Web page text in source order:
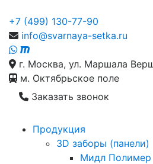
+7 (499) 130-77-90
info@svarnaya-setka.ru
г. Москва, ул. Маршала
м. Октябрьское поле
Заказать звонок
Продукция
3D заборы (панели)
Мидл Полимер